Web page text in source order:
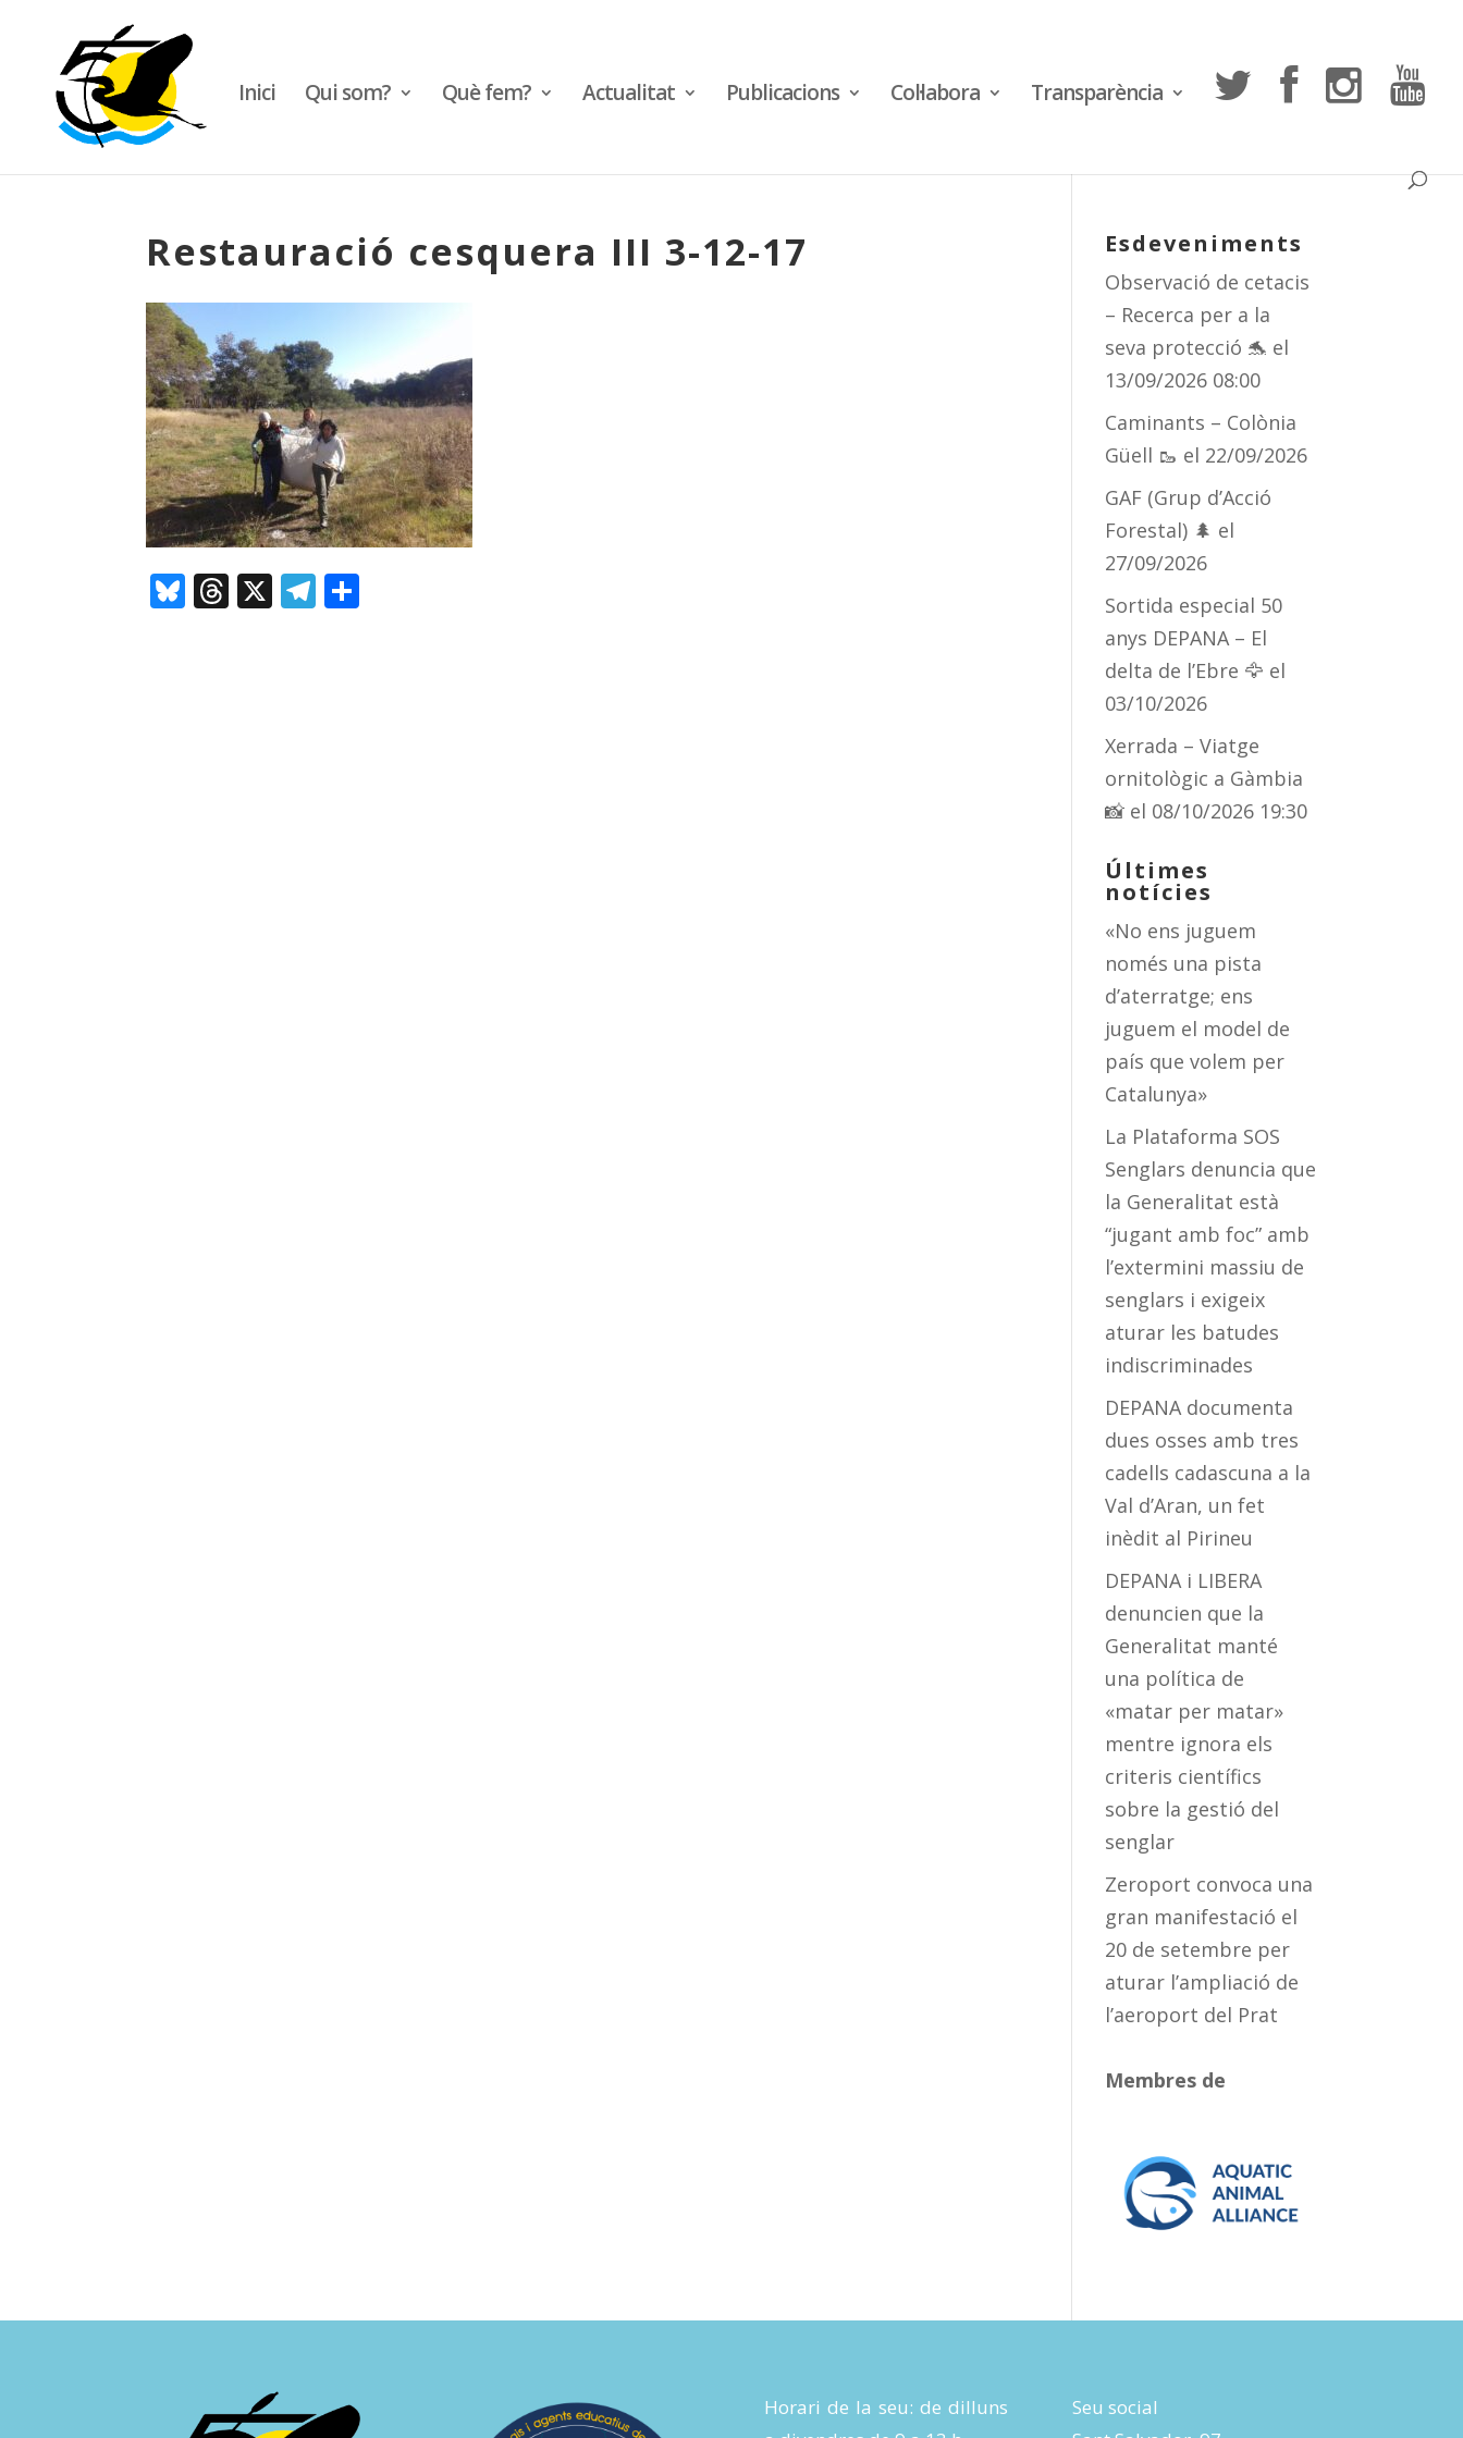
Inici Qui som? Què fem? Actualitat Publicacions Col·labora Transparència
Restauració cesquera III 3-12-17
Bluesky
Threads
X Telegram
Esdeveniments
Observació de cetacis
– Recerca per a la
seva protecció 🐬 el
13/09/2026 08:00
Caminants – Colònia
Güell 🥾 el 22/09/2026
GAF (Grup d’Acció
Forestal) 🌲 el
27/09/2026
Sortida especial 50
anys DEPANA – El
delta de l’Ebre 🦅 el
03/10/2026
Xerrada – Viatge
ornitològic a Gàmbia
📸 el 08/10/2026 19:30
Últimes
notícies
«No ens juguem
només una pista
d’aterratge; ens
juguem el model de
país que volem per
Catalunya»
La Plataforma SOS
Senglars denuncia que
la Generalitat està
“jugant amb foc” amb
l’extermini massiu de
senglars i exigeix
aturar les batudes
indiscriminades
DEPANA documenta
dues osses amb tres
cadells cadascuna a la
Val d’Aran, un fet
inèdit al Pirineu
DEPANA i LIBERA
denuncien que la
Generalitat manté
una política de
«matar per matar»
mentre ignora els
criteris científics
sobre la gestió del
senglar
Zeroport convoca una
gran manifestació el
20 de setembre per
aturar l’ampliació de
l’aeroport del Prat
Membres de
Horari de la seu: de dilluns
Seu social